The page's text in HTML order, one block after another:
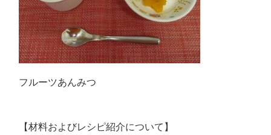
フルーツあんみつ
【材料およびレシピ紹介について】